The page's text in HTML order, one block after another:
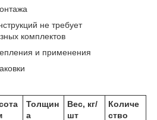
не требует
комплектов
и применения
Толщин
а
Вес, кг/
шт
Количе
ство